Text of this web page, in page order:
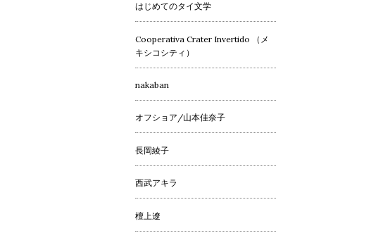
はじめてのタイ文学
Cooperativa Crater Invertido （メ
キシコシティ）
nakaban
オフショア/山本佳奈子
長岡綾子
西武アキラ
檀上遼